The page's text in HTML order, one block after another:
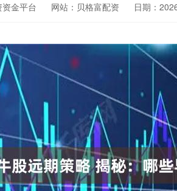
金平台 网站：贝格富配资 日期：